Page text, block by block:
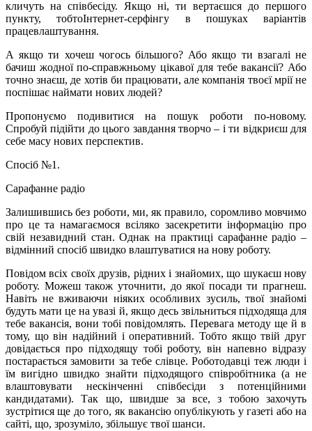
кличуть на співбесіду. Якщо ні, ти вертаєшся до першого
пункту, тобтоІнтернет-серфінгу в пошуках варіантів
працевлаштування.
А якщо ти хочеш чогось більшого? Або якщо ти взагалі не
бачиш жодної по-справжньому цікавої для тебе вакансії? Або
точно знаєш, де хотів би працювати, але компанія твоєї мрії не
поспішає наймати нових людей?
Пропонуємо подивитися на пошук роботи по-новому.
Спробуй підійти до цього завдання творчо – і ти відкриєш для
себе масу нових перспектив.
Спосіб №1.
Сарафанне радіо
Залишившись без роботи, ми, як правило, соромливо мовчимо
про це та намагаємося всіляко засекретити інформацію про
свій незавидний стан. Однак на практиці сарафанне радіо –
відмінний спосіб швидко влаштуватися на нову роботу.
Повідом всіх своїх друзів, рідних і знайомих, що шукаєш нову
роботу. Можеш також уточнити, до якої посади ти прагнеш.
Навіть не вживаючи ніяких особливих зусиль, твої знайомі
будуть мати це на увазі й, якщо десь звільниться підходяща для
тебе вакансія, вони тобі повідомлять. Перевага методу ще й в
тому, що він надійний і оперативний. Тобто якщо твій друг
довідається про підходящу тобі роботу, він напевно відразу
постарається замовити за тебе слівце. Роботодавці теж люди і
їм вигідно швидко знайти підходящого співробітника (а не
влаштовувати нескінченні співбесіди з потенційними
кандидатами). Так що, швидше за все, з тобою захочуть
зустрітися ще до того, як вакансію опублікують у газеті або на
сайті, що, зрозуміло, збільшує твої шанси.